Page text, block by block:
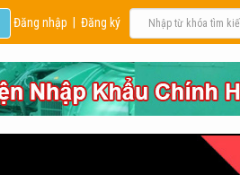
Đăng nhập Đăng ký